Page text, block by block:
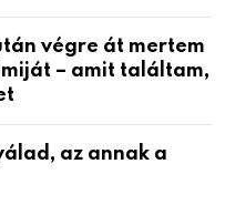
végre át mertem
– amit találtam,
az annak a